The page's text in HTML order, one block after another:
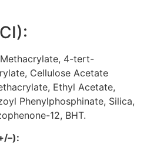
4-tert-
Cellulose Acetate
Ethyl Acetate,
Phenylphosphinate, Silica,
12, BHT.
–):